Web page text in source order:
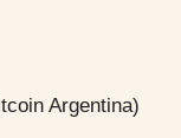
Argentina)